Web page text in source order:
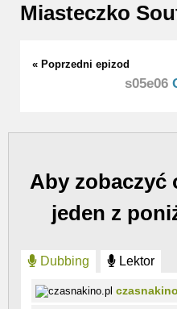
Miasteczko
« Poprzedni epizod
s05e06
Aby zobaczyć
jeden z
Dubbing Lektor